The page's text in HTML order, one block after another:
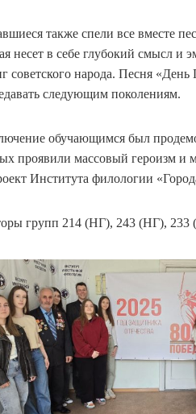
также спели все вместе
несет в себе глубокий смысл и
советского народа. Песня
следующим поколениям.
обучающимся был
проявили массовый героизм и
Института филологии
групп 214 (НГ), 243 (НГ), 233